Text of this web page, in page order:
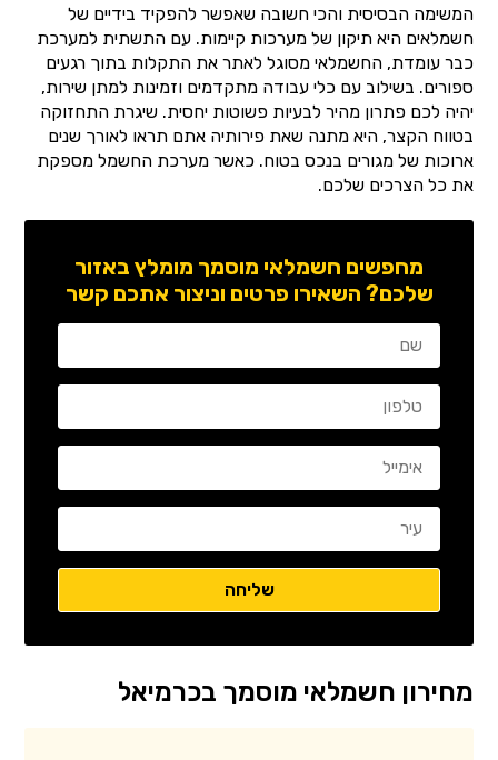
המשימה הבסיסית והכי חשובה שאפשר להפקיד בידיים של
חשמלאים היא תיקון של מערכות קיימות. עם התשתית למערכת
כבר עומדת, החשמלאי מסוגל לאתר את התקלות בתוך רגעים
ספורים. בשילוב עם כלי עבודה מתקדמים וזמינות למתן שירות,
יהיה לכם פתרון מהיר לבעיות פשוטות יחסית. שיגרת התחזוקה
בטווח הקצר, היא מתנה שאת פירותיה אתם תראו לאורך שנים
ארוכות של מגורים בנכס בטוח. כאשר מערכת החשמל מספקת
את כל הצרכים שלכם.
מחפשים חשמלאי מוסמך מומלץ באזור
שלכם? השאירו פרטים וניצור אתכם קשר
מחירון חשמלאי מוסמך בכרמיאל